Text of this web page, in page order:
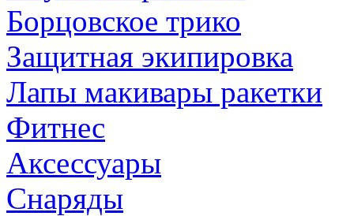
Борцовское трико
Защитная экипировка
Лапы макивары ракетки
Фитнес
Аксессуары
Снаряды